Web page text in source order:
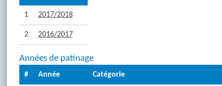
1 2017/2018
2 2016/2017
Années de patinage
# Année Catégorie